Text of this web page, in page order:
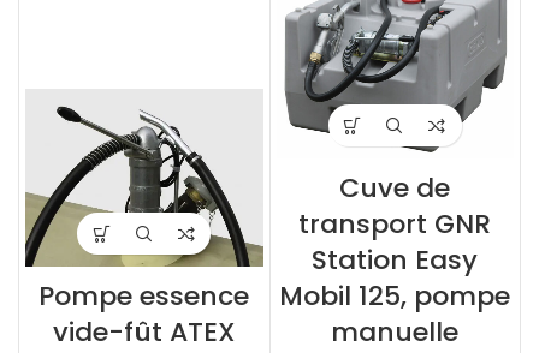
Pompe essence
vide-fût ATEX
Cuve de
transport GNR
Station Easy
Mobil 125, pompe
manuelle